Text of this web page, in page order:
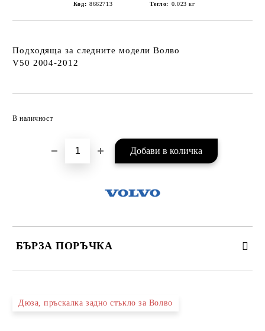
Код: 8662713 Тегло: 0.023 кг
Подходяща за следните модели Волво
V50 2004-2012
В наличност
БЪРЗА ПОРЪЧКА
Дюза, пръскалка задно стъкло за Волво